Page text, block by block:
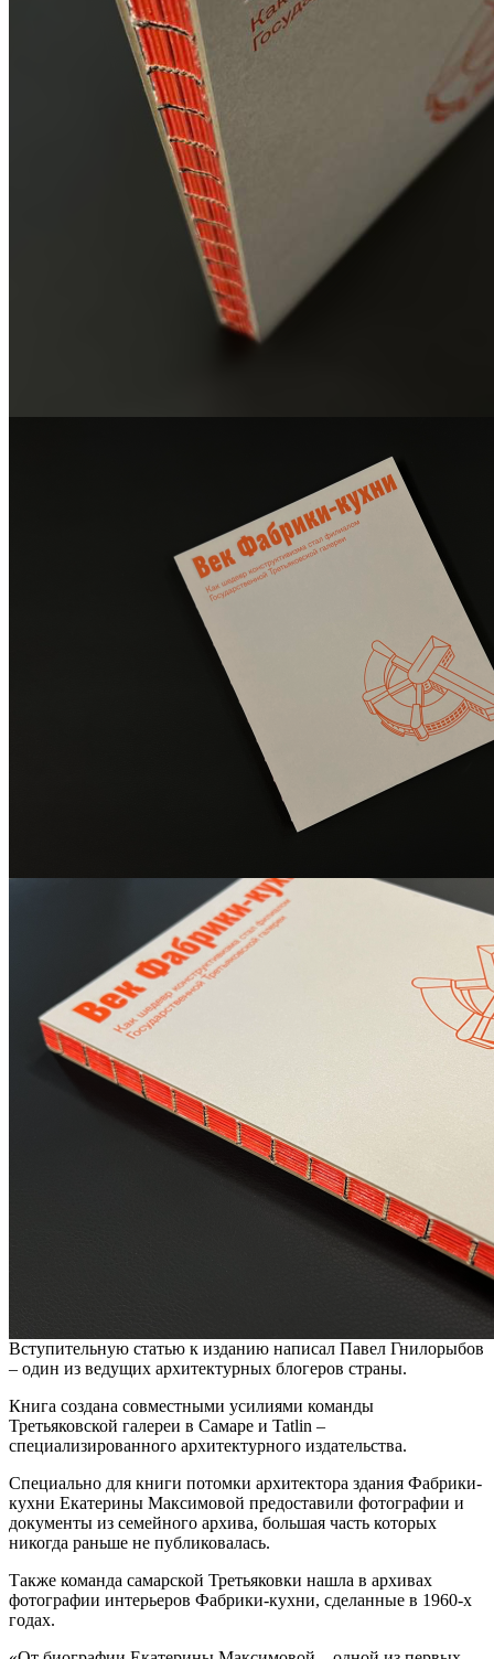
Вступительную статью к изданию написал Павел Гнилорыбов
– один из ведущих архитектурных блогеров страны.
Книга создана совместными усилиями команды
Третьяковской галереи в Самаре и Tatlin –
специализированного архитектурного издательства.
Специально для книги потомки архитектора здания Фабрики-
кухни Екатерины Максимовой предоставили фотографии и
документы из семейного архива, большая часть которых
никогда раньше не публиковалась.
Также команда самарской Третьяковки нашла в архивах
фотографии интерьеров Фабрики-кухни, сделанные в 1960-х
годах.